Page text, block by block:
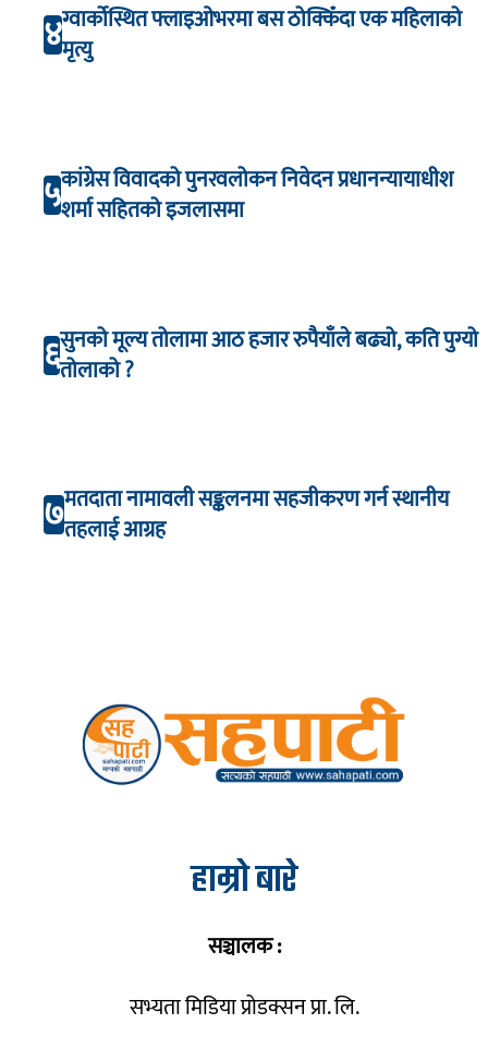
४ग्वार्कोस्थित फ्लाइओभरमा बस ठोक्किँदा एक महिलाको
मृत्यु
५कांग्रेस विवादको पुनरवलोकन निवेदन प्रधानन्यायाधीश
शर्मा सहितको इजलासमा
६सुनको मूल्य तोलामा आठ हजार रुपैयाँले बढ्यो, कति पुग्यो
तोलाको ?
७मतदाता नामावली सङ्कलनमा सहजीकरण गर्न स्थानीय
तहलाई आग्रह
हाम्रो बारे
सञ्चालक :
सभ्यता मिडिया प्रोडक्सन प्रा. लि.